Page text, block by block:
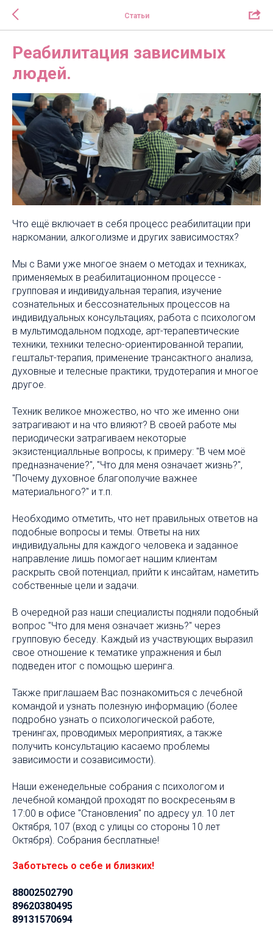
Статьи
Реабилитация зависимых
людей.
Что ещё включает в себя процесс реабилитации при
наркомании, алкоголизме и других зависимостях?
Мы с Вами уже многое знаем о методах и техниках,
применяемых в реабилитационном процессе -
групповая и индивидуальная терапия, изучение
сознательных и бессознательных процессов на
индивидуальных консультациях, работа с психологом
в мультимодальном подходе, арт-терапевтические
техники, техники телесно-ориентированной терапии,
гештальт-терапия, применение трансактного анализа,
духовные и телесные практики, трудотерапия и многое
другое.
Техник великое множество, но что же именно они
затрагивают и на что влияют? В своей работе мы
периодически затрагиваем некоторые
экзистенциалльные вопросы, к примеру: "В чем моё
предназначение?", "Что для меня означает жизнь?",
"Почему духовное благополучие важнее
материального?" и т.п.
Необходимо отметить, что нет правильных ответов на
подобные вопросы и темы. Ответы на них
индивидуальны для каждого человека и заданное
направление лишь помогает нашим клиентам
раскрыть свой потенциал, прийти к инсайтам, наметить
собственные цели и задачи.
В очередной раз наши специалисты подняли подобный
вопрос "Что для меня означает жизнь?" через
групповую беседу. Каждый из участвующих выразил
свое отношение к тематике упражнения и был
подведен итог с помощью шеринга.
Также приглашаем Вас познакомиться с лечебной
командой и узнать полезную информацию (более
подробно узнать о психологической работе,
тренингах, проводимых мероприятиях, а также
получить консультацию касаемо проблемы
зависимости и созависимости).
Наши еженедельные собрания с психологом и
лечебной командой проходят по воскресеньям в
17:00 в офисе "Становления" по адресу ул. 10 лет
Октября, 107 (вход с улицы со стороны 10 лет
Октября). Собрания бесплатные!
Заботьтесь о себе и близких!
88002502790
89620380495
89131570694